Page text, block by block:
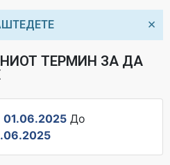
×
ТЕРМИН ЗА ДА
01.06.2025До